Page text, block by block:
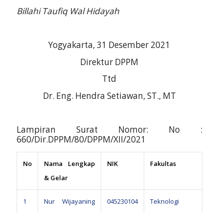
Billahi Taufiq Wal Hidayah
Yogyakarta, 31 Desember 2021
Direktur DPPM
Ttd
Dr. Eng. Hendra Setiawan, ST., MT
Lampiran Surat Nomor: No :
660/Dir.DPPM/80/DPPM/XII/2021
No
Nama Lengkap
& Gelar
NIK Fakultas
1
Nur Wijayaning
045230104
Teknologi